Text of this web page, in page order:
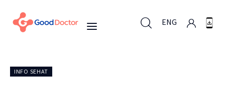
ENG
INFO SEHAT